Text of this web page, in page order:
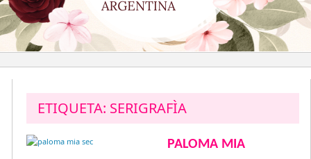
ETIQUETA: SERIGRAFÌA
PALOMA MIA